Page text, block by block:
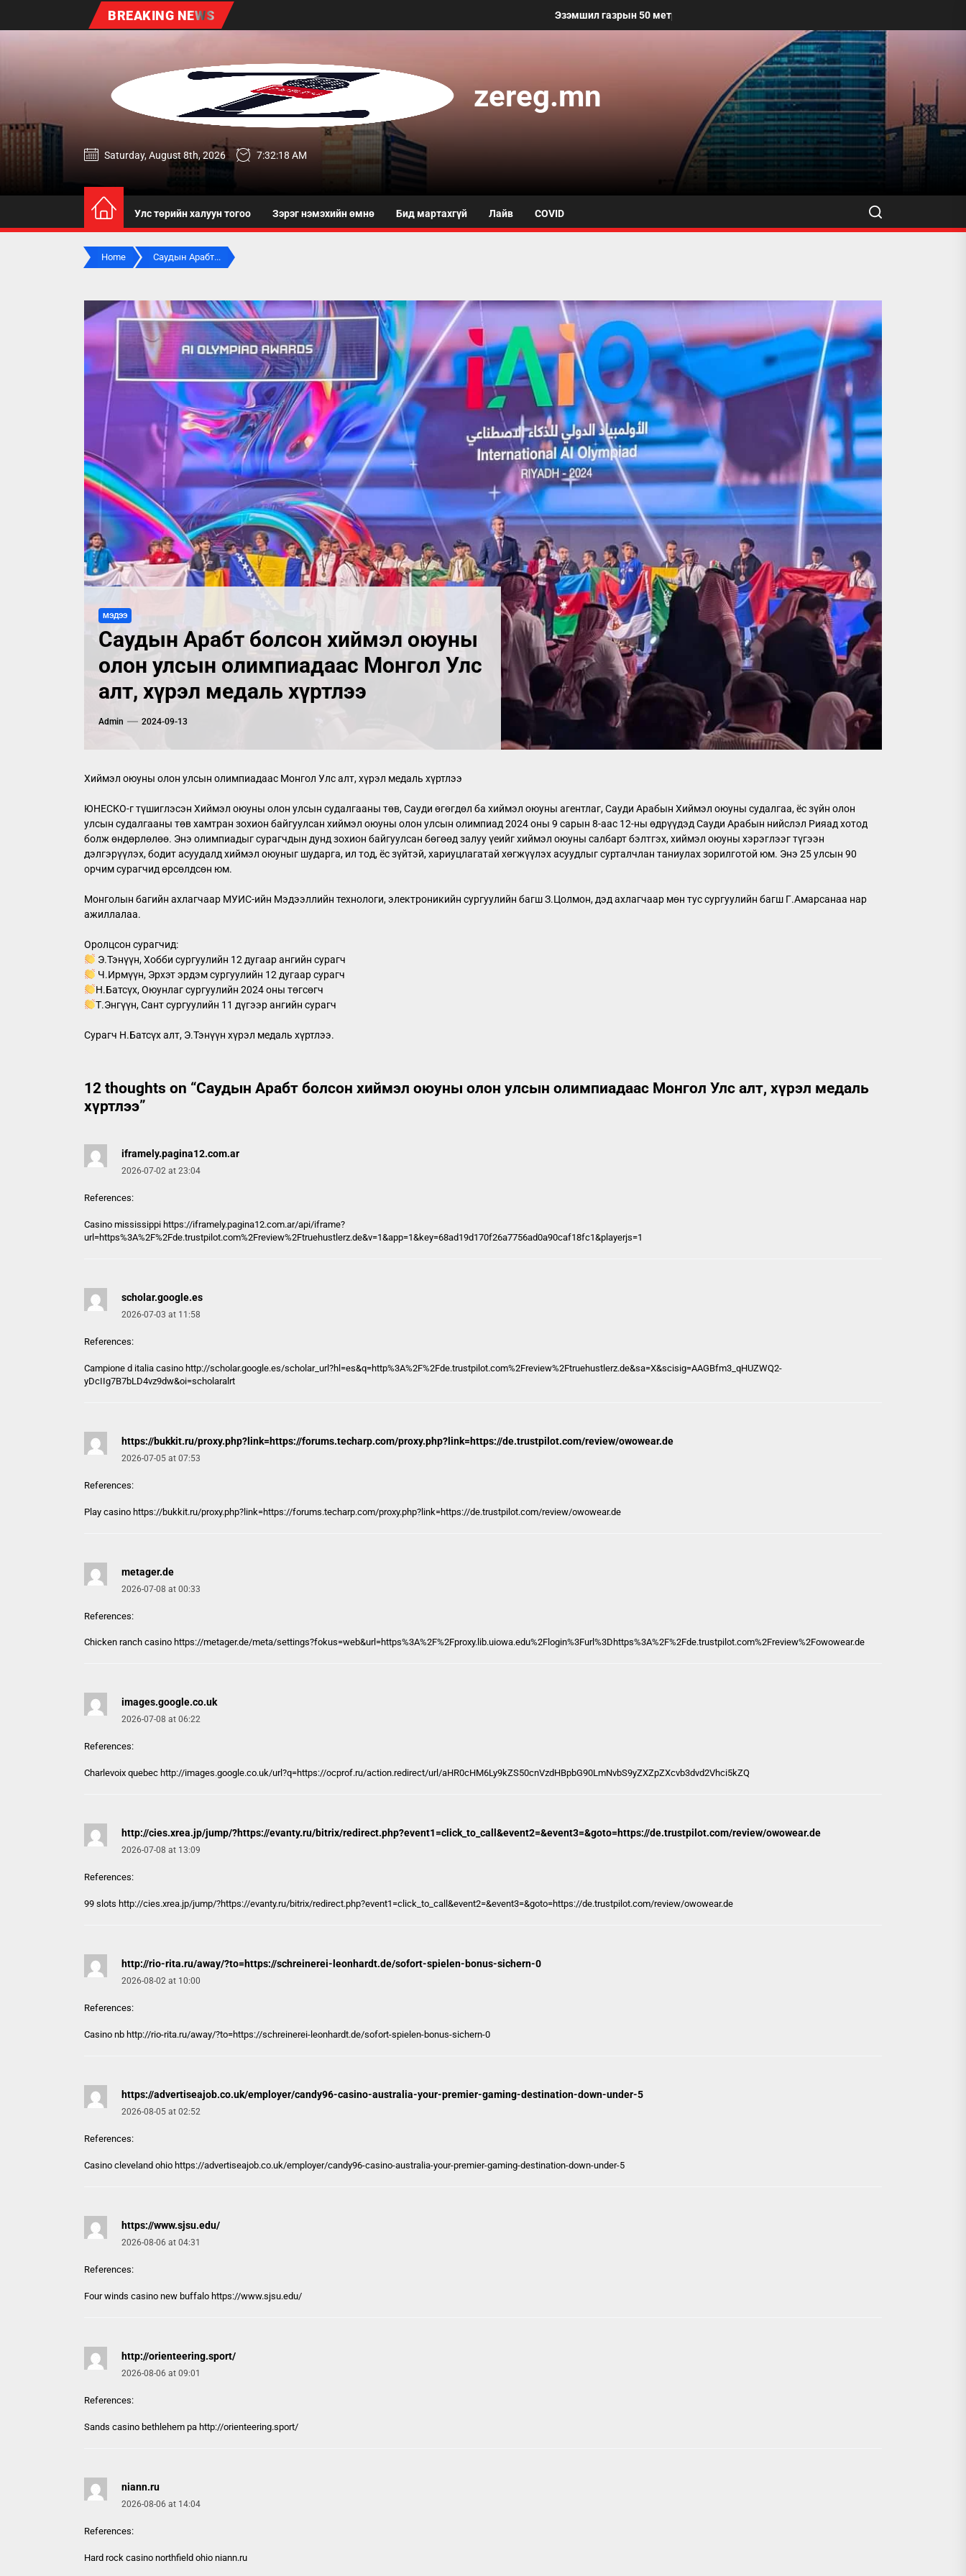
BREAKING NEWS Эзэмшил газрын 50 метр хүртэлх талбайг угааж, өнгө үзэмжийг сайжруулахыг уриалжээ
zereg.mn
zereg.mn
Saturday, August 8th, 2026 7:32:19 AM
Улс төрийн халуун тогоо Зэрэг нэмэхийн өмнө Бид мартахгүй Лайв COVID
Home Саудын Арабт...
МЭДЭЭ
Саудын Арабт болсон хиймэл оюуны
олон улсын олимпиадаас Монгол Улс
алт, хүрэл медаль хүртлээ
Admin 2024-09-13
Хиймэл оюуны олон улсын олимпиадаас Монгол Улс алт, хүрэл медаль хүртлээ
ЮНЕСКО-г түшиглэсэн Хиймэл оюуны олон улсын судалгааны төв, Сауди өгөгдөл ба хиймэл оюуны агентлаг, Сауди Арабын Хиймэл оюуны судалгаа, ёс зүйн олон
улсын судалгааны төв хамтран зохион байгуулсан хиймэл оюуны олон улсын олимпиад 2024 оны 9 сарын 8-аас 12-ны өдрүүдэд Сауди Арабын нийслэл Рияад хотод
болж өндөрлөлөө. Энэ олимпиадыг сурагчдын дунд зохион байгуулсан бөгөөд залуу үеийг хиймэл оюуны салбарт бэлтгэх, хиймэл оюуны хэрэглээг түгээн
дэлгэрүүлэх, бодит асуудалд хиймэл оюуныг шударга, ил тод, ёс зүйтэй, хариуцлагатай хөгжүүлэх асуудлыг сурталчлан таниулах зорилготой юм. Энэ 25 улсын 90
орчим сурагчид өрсөлдсөн юм.
Монголын багийн ахлагчаар МУИС-ийн Мэдээллийн технологи, электроникийн сургуулийн багш З.Цолмон, дэд ахлагчаар мөн тус сургуулийн багш Г.Амарсанаа нар
ажиллалаа.
Оролцсон сурагчид:
Э.Тэнүүн, Хобби сургуулийн 12 дугаар ангийн сурагч
Ч.Ирмүүн, Эрхэт эрдэм сургуулийн 12 дугаар сурагч
Н.Батсүх, Оюунлаг сургуулийн 2024 оны төгсөгч
Т.Энгүүн, Сант сургуулийн 11 дүгээр ангийн сурагч
Сурагч Н.Батсүх алт, Э.Тэнүүн хүрэл медаль хүртлээ.
12 thoughts on “Саудын Арабт болсон хиймэл оюуны олон улсын олимпиадаас Монгол Улс алт, хүрэл медаль
хүртлээ”
iframely.pagina12.com.ar
2026-07-02 at 23:04
References:
Casino mississippi https://iframely.pagina12.com.ar/api/iframe?
url=https%3A%2F%2Fde.trustpilot.com%2Freview%2Ftruehustlerz.de&v=1&app=1&key=68ad19d170f26a7756ad0a90caf18fc1&playerjs=1
scholar.google.es
2026-07-03 at 11:58
References:
Campione d italia casino http://scholar.google.es/scholar_url?hl=es&q=http%3A%2F%2Fde.trustpilot.com%2Freview%2Ftruehustlerz.de&sa=X&scisig=AAGBfm3_qHUZWQ2-
yDcIIg7B7bLD4vz9dw&oi=scholaralrt
https://bukkit.ru/proxy.php?link=https://forums.techarp.com/proxy.php?link=https://de.trustpilot.com/review/owowear.de
2026-07-05 at 07:53
References:
Play casino https://bukkit.ru/proxy.php?link=https://forums.techarp.com/proxy.php?link=https://de.trustpilot.com/review/owowear.de
metager.de
2026-07-08 at 00:33
References:
Chicken ranch casino https://metager.de/meta/settings?fokus=web&url=https%3A%2F%2Fproxy.lib.uiowa.edu%2Flogin%3Furl%3Dhttps%3A%2F%2Fde.trustpilot.com%2Freview%2Fowowear.de
images.google.co.uk
2026-07-08 at 06:22
References:
Charlevoix quebec http://images.google.co.uk/url?q=https://ocprof.ru/action.redirect/url/aHR0cHM6Ly9kZS50cnVzdHBpbG90LmNvbS9yZXZpZXcvb3dvd2Vhci5kZQ
http://cies.xrea.jp/jump/?https://evanty.ru/bitrix/redirect.php?event1=click_to_call&event2=&event3=&goto=https://de.trustpilot.com/review/owowear.de
2026-07-08 at 13:09
References:
99 slots http://cies.xrea.jp/jump/?https://evanty.ru/bitrix/redirect.php?event1=click_to_call&event2=&event3=&goto=https://de.trustpilot.com/review/owowear.de
http://rio-rita.ru/away/?to=https://schreinerei-leonhardt.de/sofort-spielen-bonus-sichern-0
2026-08-02 at 10:00
References:
Casino nb http://rio-rita.ru/away/?to=https://schreinerei-leonhardt.de/sofort-spielen-bonus-sichern-0
https://advertiseajob.co.uk/employer/candy96-casino-australia-your-premier-gaming-destination-down-under-5
2026-08-05 at 02:52
References:
Casino cleveland ohio https://advertiseajob.co.uk/employer/candy96-casino-australia-your-premier-gaming-destination-down-under-5
https://www.sjsu.edu/
2026-08-06 at 04:31
References:
Four winds casino new buffalo https://www.sjsu.edu/
http://orienteering.sport/
2026-08-06 at 09:01
References:
Sands casino bethlehem pa http://orienteering.sport/
niann.ru
2026-08-06 at 14:04
References:
Hard rock casino northfield ohio niann.ru